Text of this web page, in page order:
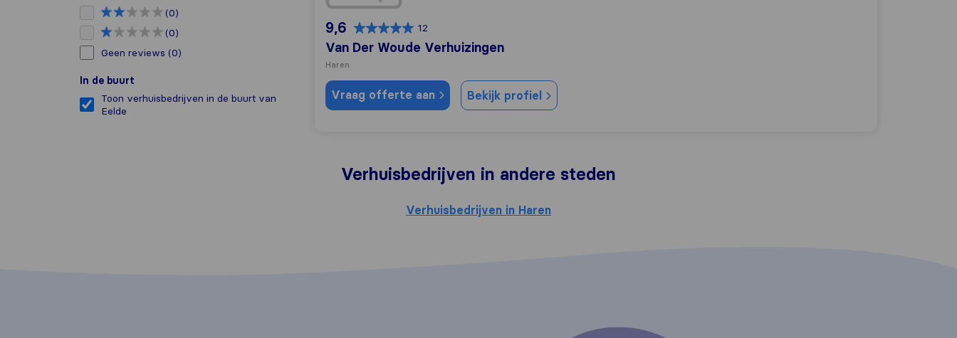
(0)
(0)
Geen reviews (0)
In de buurt
Toon verhuisbedrijven in de buurt van
Eelde
9,6 12
Van Der Woude Verhuizingen
Haren
Vraag offerte aan Bekijk profiel
Verhuisbedrijven in andere steden
Verhuisbedrijven in Haren